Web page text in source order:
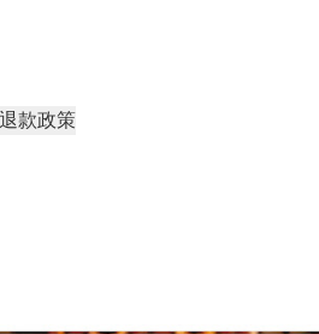
款政策